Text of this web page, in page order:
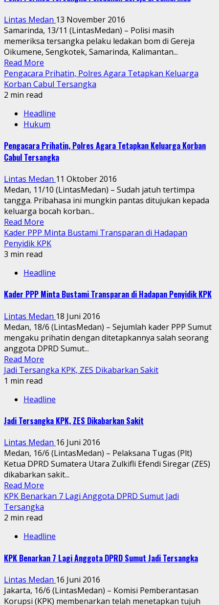
Lintas Medan 13 November 2016
Samarinda, 13/11 (LintasMedan) – Polisi masih
memeriksa tersangka pelaku ledakan bom di Gereja
Oikumene, Sengkotek, Samarinda, Kalimantan...
Read More
Pengacara Prihatin, Polres Agara Tetapkan Keluarga
Korban Cabul Tersangka
2 min read
Headline
Hukum
Pengacara Prihatin, Polres Agara Tetapkan Keluarga Korban
Cabul Tersangka
Lintas Medan 11 Oktober 2016
Medan, 11/10 (LintasMedan) – Sudah jatuh tertimpa
tangga. Pribahasa ini mungkin pantas ditujukan kepada
keluarga bocah korban...
Read More
Kader PPP Minta Bustami Transparan di Hadapan
Penyidik KPK
3 min read
Headline
Kader PPP Minta Bustami Transparan di Hadapan Penyidik KPK
Lintas Medan 18 Juni 2016
Medan, 18/6 (LintasMedan) – Sejumlah kader PPP Sumut
mengaku prihatin dengan ditetapkannya salah seorang
anggota DPRD Sumut...
Read More
Jadi Tersangka KPK, ZES Dikabarkan Sakit
1 min read
Headline
Jadi Tersangka KPK, ZES Dikabarkan Sakit
Lintas Medan 16 Juni 2016
Medan, 16/6 (LintasMedan) – Pelaksana Tugas (Plt)
Ketua DPRD Sumatera Utara Zulkifli Efendi Siregar (ZES)
dikabarkan sakit...
Read More
KPK Benarkan 7 Lagi Anggota DPRD Sumut Jadi
Tersangka
2 min read
Headline
KPK Benarkan 7 Lagi Anggota DPRD Sumut Jadi Tersangka
Lintas Medan 16 Juni 2016
Jakarta, 16/6 (LintasMedan) – Komisi Pemberantasan
Korupsi (KPK) membenarkan telah menetapkan tujuh